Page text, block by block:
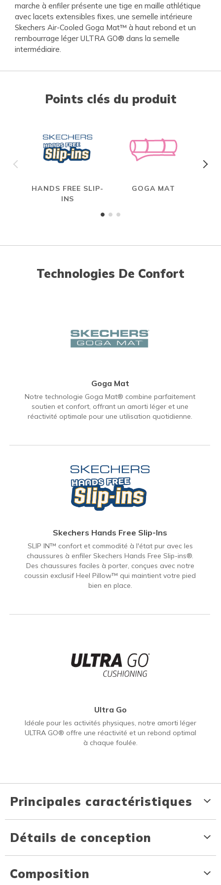
marche à enfiler présente une tige en maille athlétique
avec lacets extensibles fixes, une semelle intérieure
Skechers Air-Cooled Goga Mat™ à haut rebond et un
rembourrage léger ULTRA GO® dans la semelle
intermédiaire.
Points clés du produit
HANDS FREE SLIP-
INS
GOGA MAT
Technologies De Confort
Goga Mat
Notre technologie Goga Mat® combine parfaitement
soutien et confort, offrant un amorti léger et une
réactivité optimale pour une utilisation quotidienne.
Skechers Hands Free Slip-Ins
SLIP IN™ confort et commodité à l'état pur avec les
chaussures à enfiler Skechers Hands Free Slip-ins®.
Des chaussures faciles à porter, conçues avec notre
coussin exclusif Heel Pillow™ qui maintient votre pied
bien en place.
Ultra Go
Idéale pour les activités physiques, notre amorti léger
ULTRA GO® offre une réactivité et un rebond optimal
à chaque foulée.
Principales caractéristiques
Détails de conception
Composition